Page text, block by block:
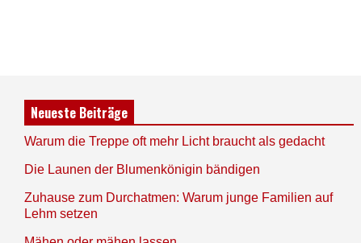
Neueste Beiträge
Warum die Treppe oft mehr Licht braucht als gedacht
Die Launen der Blumenkönigin bändigen
Zuhause zum Durchatmen: Warum junge Familien auf
Lehm setzen